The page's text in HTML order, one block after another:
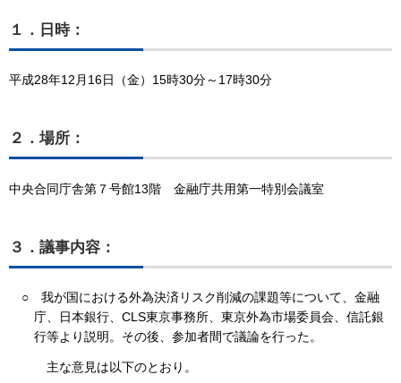
１． 日時：
平成28年12月16日（金）15時30分～17時30分
２． 場所：
中央合同庁舎第７号館13階 金融庁共用第一特別会議室
３． 議事内容：
○
我が国における外為決済リスク削減の課題等について、金融
庁、日本銀行、CLS東京事務所、東京外為市場委員会、信託銀
行等より説明。その後、参加者間で議論を行った。
主な意見は以下のとおり。